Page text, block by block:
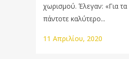
χωρισμού. Έλεγαν: «Για τα
πάντοτε καλύτερο...
11 Απριλίου, 2020